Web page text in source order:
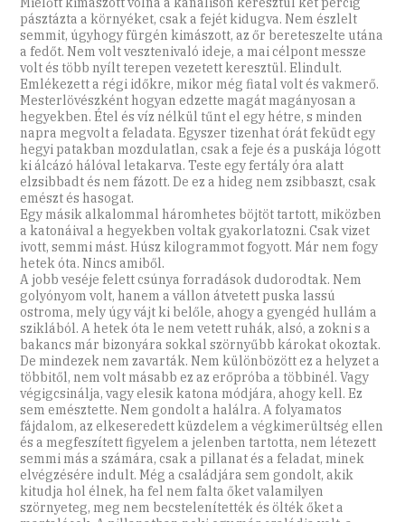
pásztázta a környéket, csak a fejét kidugva. Nem észlelt
semmit, úgyhogy fürgén kimászott, az őr bereteszelte utána
a fedőt. Nem volt vesztenivaló ideje, a mai célpont messze
volt és több nyílt terepen vezetett keresztül. Elindult.
Emlékezett a régi időkre, mikor még fiatal volt és vakmerő.
Mesterlövészként hogyan edzette magát magányosan a
hegyekben. Étel és víz nélkül tűnt el egy hétre, s minden
napra megvolt a feladata. Egyszer tizenhat órát feküdt egy
hegyi patakban mozdulatlan, csak a feje és a puskája lógott
ki álcázó hálóval letakarva. Teste egy fertály óra alatt
elzsibbadt és nem fázott. De ez a hideg nem zsibbaszt, csak
emészt és hasogat.
Egy másik alkalommal háromhetes böjtöt tartott, miközben
a katonáival a hegyekben voltak gyakorlatozni. Csak vizet
ivott, semmi mást. Húsz kilogrammot fogyott. Már nem fogy
hetek óta. Nincs amiből.
A jobb veséje felett csúnya forradások dudorodtak. Nem
golyónyom volt, hanem a vállon átvetett puska lassú
ostroma, mely úgy vájt ki belőle, ahogy a gyengéd hullám a
sziklából. A hetek óta le nem vetett ruhák, alsó, a zokni s a
bakancs már bizonyára sokkal szörnyűbb károkat okoztak.
De mindezek nem zavarták. Nem különbözött ez a helyzet a
többitől, nem volt másabb ez az erőpróba a többinél. Vagy
végigcsinálja, vagy elesik katona módjára, ahogy kell. Ez
sem emésztette. Nem gondolt a halálra. A folyamatos
fájdalom, az elkeseredett küzdelem a végkimerültség ellen
és a megfeszített figyelem a jelenben tartotta, nem létezett
semmi más a számára, csak a pillanat és a feladat, minek
elvégzésére indult. Még a családjára sem gondolt, akik
kitudja hol élnek, ha fel nem falta őket valamilyen
szörnyeteg, meg nem becstelenítették és ölték őket a